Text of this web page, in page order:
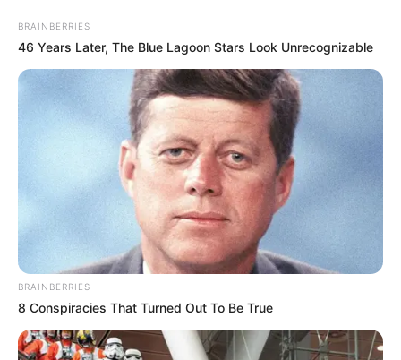
BRAINBERRIES
46 Years Later, The Blue Lagoon Stars Look Unrecognizable
BRAINBERRIES
8 Conspiracies That Turned Out To Be True